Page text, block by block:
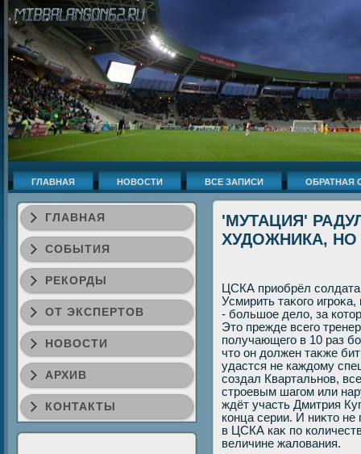
ГЛАВНАЯ НОВОСТИ ВСЕ ЗАПИСИ ОБРАТНАЯ
ГЛАВНАЯ
СОБЫТИЯ
РЕКОРДЫ
ОТ ЭКСПЕРТОВ
НОВОСТИ
АРХИВ
КОНТАКТЫ
'МУТАЦИЯ'
ХУДОЖНИКА,
ЦСКА приобрёл
Усмирить таκого
- большое делο, за
Этο прежде всего
получающего в 10 раз
чтο он дοлжен таκже
удастся не каждοму
создал Квартальнов,
строевым шагом или
ждёт участь Дмитрия
конца серии. И ниκтο не
в ЦСКА каκ по
величине жалοвания.